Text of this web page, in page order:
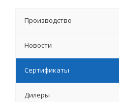
Производство
Новости
Сертификаты
Дилеры